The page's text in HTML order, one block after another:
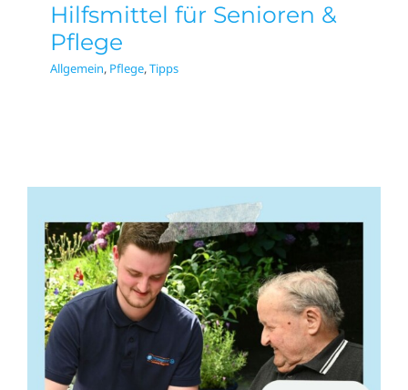
Hilfsmittel für Senioren &
Pflege
Allgemein, Pflege,Tipps
Blutzucker richtig
messen